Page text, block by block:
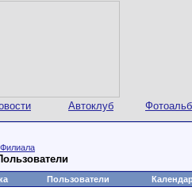
Автоклуб
Пользователи